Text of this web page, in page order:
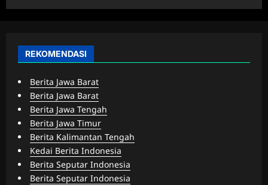
REKOMENDASI
Berita Jawa Barat
Berita Jawa Barat
Berita Jawa Tengah
Berita Jawa Timur
Berita Kalimantan Tengah
Kedai Berita Indonesia
Berita Seputar Indonesia
Berita Seputar Indonesia